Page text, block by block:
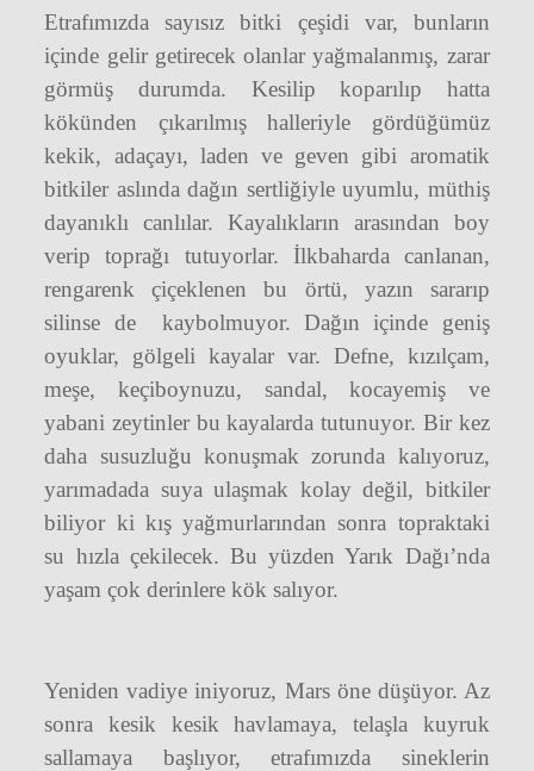
Etrafımızda sayısız bitki çeşidi var, bunların
içinde gelir getirecek olanlar yağmalanmış, zarar
görmüş durumda. Kesilip koparılıp hatta
kökünden çıkarılmış halleriyle gördüğümüz
kekik, adaçayı, laden ve geven gibi aromatik
bitkiler aslında dağın sertliğiyle uyumlu, müthiş
dayanıklı canlılar. Kayalıkların arasından boy
verip toprağı tutuyorlar. İlkbaharda canlanan,
rengarenk çiçeklenen bu örtü, yazın sararıp
silinse de
kaybolmuyor. Dağın içinde geniş
oyuklar, gölgeli kayalar var. Defne, kızılçam,
meşe, keçiboynuzu, sandal, kocayemiş ve
yabani zeytinler bu kayalarda tutunuyor. Bir kez
daha susuzluğu konuşmak zorunda kalıyoruz,
yarımadada suya ulaşmak kolay değil, bitkiler
biliyor ki kış yağmurlarından sonra topraktaki
su hızla çekilecek. Bu yüzden Yarık Dağı’nda
yaşam çok derinlere kök salıyor.
Yeniden vadiye iniyoruz, Mars öne düşüyor. Az
sonra kesik kesik havlamaya, telaşla kuyruk
sallamaya başlıyor, etrafımızda sineklerin